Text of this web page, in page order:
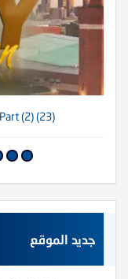
(23) Towards Salvation of the heart. Part (2)
جديد الموقع